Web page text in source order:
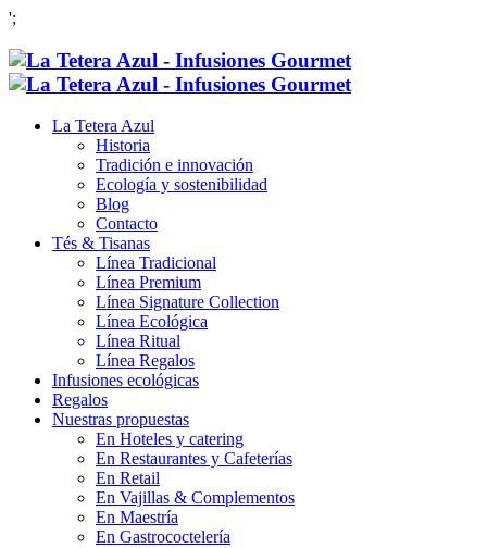
';
La Tetera Azul
Historia
Tradición e innovación
Ecología y sostenibilidad
Blog
Contacto
Tés & Tisanas
Línea Tradicional
Línea Premium
Línea Signature Collection
Línea Ecológica
Línea Ritual
Línea Regalos
Infusiones ecológicas
Regalos
Nuestras propuestas
En Hoteles y catering
En Restaurantes y Cafeterías
En Retail
En Vajillas & Complementos
En Maestría
En Gastrococtelería